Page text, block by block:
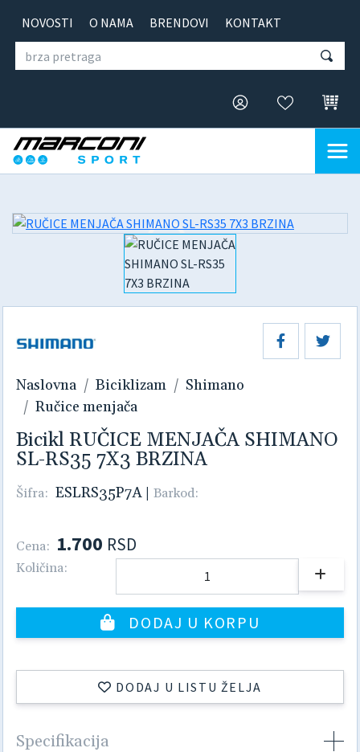
NOVOSTI O NAMA BRENDOVI KONTAKT
Naslovna Biciklizam
Shimano
Ručice menjača
Bicikl RUČICE MENJAČA SHIMANO
SL-RS35 7X3 BRZINA
Šifra: ESLRS35P7A| Barkod:
Cena: 1.700 RSD
Količina:
DODAJ U KORPU
DODAJ U LISTU ŽELJA
Specifikacija